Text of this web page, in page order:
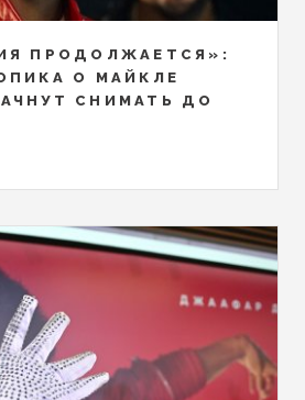
ПРОДОЛЖАЕТСЯ»:
О МАЙКЛЕ
СНИМАТЬ ДО